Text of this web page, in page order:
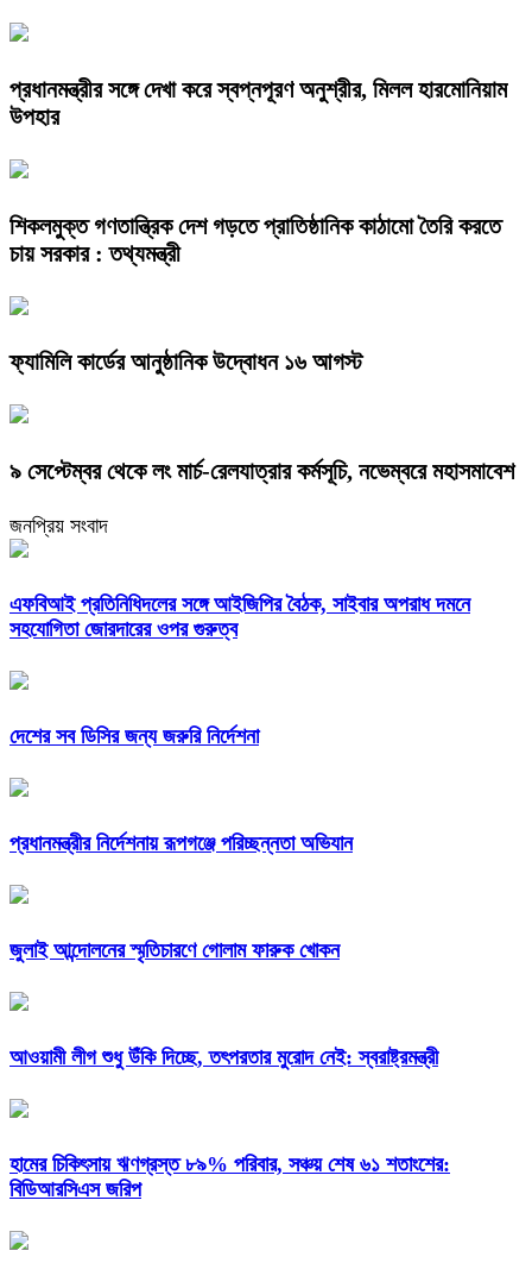
প্রধানমন্ত্রীর সঙ্গে দেখা করে স্বপ্নপূরণ অনুশ্রীর, মিলল হারমোনিয়াম
উপহার
শিকলমুক্ত গণতান্ত্রিক দেশ গড়তে প্রাতিষ্ঠানিক কাঠামো তৈরি করতে
চায় সরকার : তথ্যমন্ত্রী
ফ্যামিলি কার্ডের আনুষ্ঠানিক উদ্বোধন ১৬ আগস্ট
৯ সেপ্টেম্বর থেকে লং মার্চ-রেলযাত্রার কর্মসূচি, নভেম্বরে মহাসমাবেশ
জনপ্রিয় সংবাদ
এফবিআই প্রতিনিধিদলের সঙ্গে আইজিপির বৈঠক, সাইবার অপরাধ দমনে
সহযোগিতা জোরদারের ওপর গুরুত্ব
দেশের সব ডিসির জন্য জরুরি নির্দেশনা
প্রধানমন্ত্রীর নির্দেশনায় রূপগঞ্জে পরিচ্ছন্নতা অভিযান
জুলাই আন্দোলনের স্মৃতিচারণে গোলাম ফারুক খোকন
আওয়ামী লীগ শুধু উঁকি দিচ্ছে, তৎপরতার মুরোদ নেই: স্বরাষ্ট্রমন্ত্রী
হামের চিকিৎসায় ঋণগ্রস্ত ৮৯% পরিবার, সঞ্চয় শেষ ৬১ শতাংশের:
বিডিআরসিএস জরিপ